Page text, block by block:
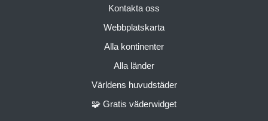
Kontakta oss
Webbplatskarta
Alla kontinenter
Alla länder
Världens huvudstäder
🧩 Gratis väderwidget